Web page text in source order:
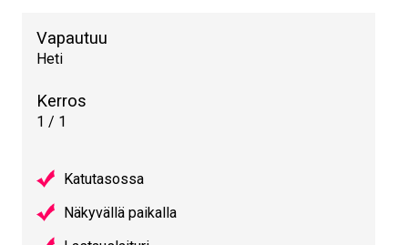
Vapautuu
Heti
Kerros
1 / 1
Katutasossa
Näkyvällä paikalla